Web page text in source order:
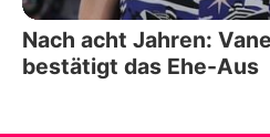
Nach acht Jahren:
bestätigt das Ehe-Aus